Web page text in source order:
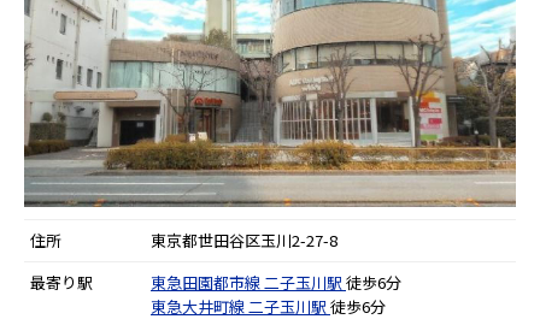
住所
東京都世田谷区玉川2-27-8
最寄り駅
東急田園都市線二子玉川駅 徒歩6分
東急大井町線二子玉川駅 徒歩6分